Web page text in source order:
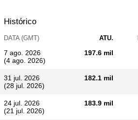
Histórico
DATA (GMT) ATU.
7 ago. 2026
(4 ago. 2026)
197.6 mil
31 jul. 2026
(28 jul. 2026)
182.1 mil
24 jul. 2026
(21 jul. 2026)
183.9 mil